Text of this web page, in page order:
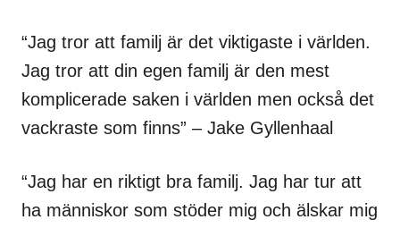
“Jag tror att familj är det viktigaste i världen.
Jag tror att din egen familj är den mest
komplicerade saken i världen men också det
vackraste som finns” – Jake Gyllenhaal
“Jag har en riktigt bra familj. Jag har tur att
ha människor som stöder mig och älskar mig